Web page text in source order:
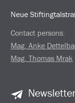
Neue
Contact persons:
Mag. Anke
Mag. Thomas Mrak
Newsletter